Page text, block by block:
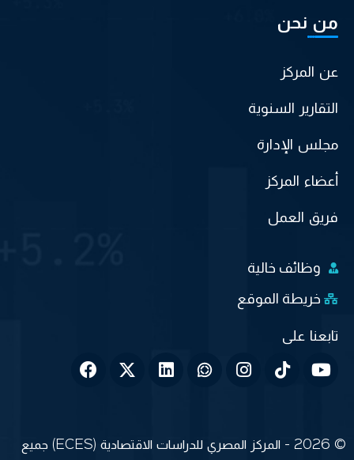
من نحن
عن المركز
التقارير السنوية
مجلس الإدارة
أعضاء المركز
فريق العمل
وظائف خالية
خريطة الموقع
© 2026 - المركز المصري للدراسات الاقتصادية (ECES) جميع